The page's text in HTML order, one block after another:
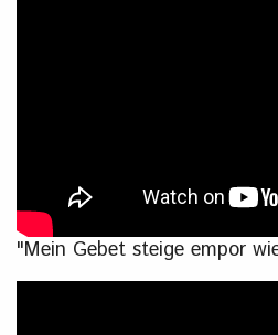
"Mein Gebet steige empor